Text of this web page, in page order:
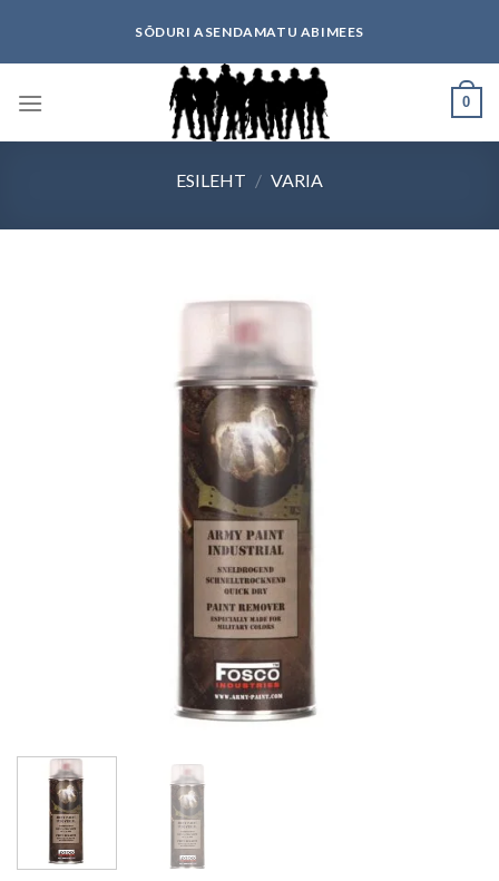
content
SÕDURI ASENDAMATU ABIMEES
0
ESILEHT / VARIA